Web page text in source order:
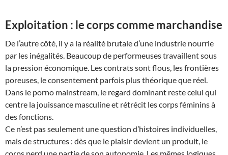
Exploitation : le corps comme marchandise
De l’autre côté, il y a la réalité brutale d’une industrie nourrie
par les inégalités. Beaucoup de performeuses travaillent sous
la pression économique. Les contrats sont flous, les frontières
poreuses, le consentement parfois plus théorique que réel.
Dans le porno mainstream, le regard dominant reste celui qui
centre la jouissance masculine et rétrécit les corps féminins à
des fonctions.
Ce n’est pas seulement une question d’histoires individuelles,
mais de structures : dès que le plaisir devient un produit, le